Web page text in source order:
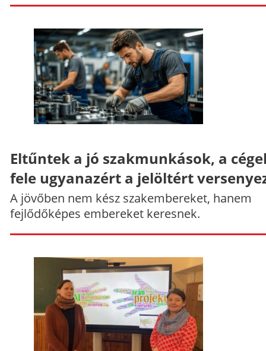
Eltűntek a jó szakmunkások, a
fele ugyanazért a jelöltért
A jövőben nem kész szakembereket, hanem
fejlődőképes embereket keresnek.